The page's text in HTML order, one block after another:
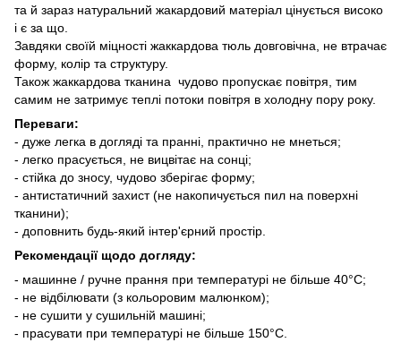
та й зараз натуральний жакардовий матеріал цінується високо
і є за що.
Завдяки своїй міцності жаккардова тюль довговічна, не втрачає
форму, колір та структуру.
Також жаккардова тканина чудово пропускає повітря, тим
самим не затримує теплі потоки повітря в холодну пору року.
Переваги:
- дуже легка в догляді та пранні, практично не мнеться;
- легко прасується, не вицвітає на сонці;
- стійка до зносу, чудово зберігає форму;
- антистатичний захист (не накопичується пил на поверхні
тканини);
- доповнить будь-який інтер'єрний простір.
Рекомендації щодо догляду:
- машинне / ручне прання при температурі не більше 40°C;
- не відбілювати (з кольоровим малюнком);
- не сушити у сушильній машині;
- прасувати при температурі не більше 150°C.